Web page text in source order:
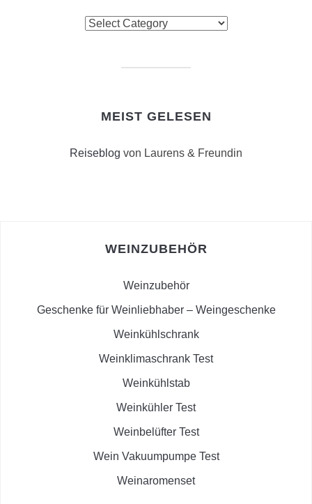
MEIST GELESEN
Reiseblog von Laurens & Freundin
WEINZUBEHÖR
Weinzubehör
Geschenke für Weinliebhaber – Weingeschenke
Weinkühlschrank
Weinklimaschrank Test
Weinkühlstab
Weinkühler Test
Weinbelüfter Test
Wein Vakuumpumpe Test
Weinaromenset